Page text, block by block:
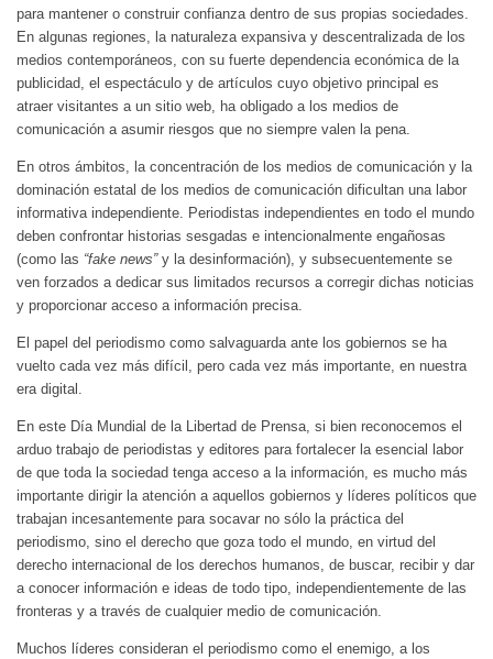
para mantener o construir confianza dentro de sus propias sociedades.
En algunas regiones, la naturaleza expansiva y descentralizada de los
medios contemporáneos, con su fuerte dependencia económica de la
publicidad, el espectáculo y de artículos cuyo objetivo principal es
atraer visitantes a un sitio web, ha obligado a los medios de
comunicación a asumir riesgos que no siempre valen la pena.
En otros ámbitos, la concentración de los medios de comunicación y la
dominación estatal de los medios de comunicación dificultan una labor
informativa independiente. Periodistas independientes en todo el mundo
deben confrontar historias sesgadas e intencionalmente engañosas
(como las “fake news”y la desinformación), y subsecuentemente se
ven forzados a dedicar sus limitados recursos a corregir dichas noticias
y proporcionar acceso a información precisa.
El papel del periodismo como salvaguarda ante los gobiernos se ha
vuelto cada vez más difícil, pero cada vez más importante, en nuestra
era digital.
En este Día Mundial de la Libertad de Prensa, si bien reconocemos el
arduo trabajo de periodistas y editores para fortalecer la esencial labor
de que toda la sociedad tenga acceso a la información, es mucho más
importante dirigir la atención a aquellos gobiernos y líderes políticos que
trabajan incesantemente para socavar no sólo la práctica del
periodismo, sino el derecho que goza todo el mundo, en virtud del
derecho internacional de los derechos humanos, de buscar, recibir y dar
a conocer información e ideas de todo tipo, independientemente de las
fronteras y a través de cualquier medio de comunicación.
Muchos líderes consideran el periodismo como el enemigo, a los